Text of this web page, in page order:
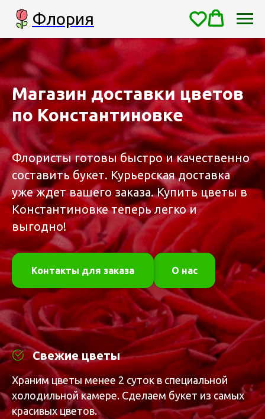
Флория
Магазин доставки цветов
по Константиновке
Флористы готовы быстро и качественно
составить букет. Курьерская доставка
уже ждет вашего заказа. Купить цветы в
Константиновке теперь легко и
выгодно!
Контакты для заказа О нас
Свежие цветы
Храним цветы менее 2 суток в специальной
холодильной камере. Сделаем букет из самых
красивых цветов.